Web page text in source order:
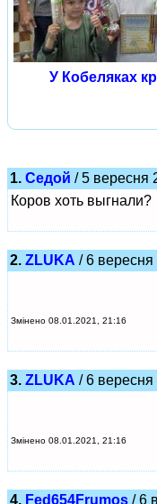
У Кобеляках
1. Седой / 5 вересня
Коров хоть выгнали?
2. ZLUKA / 6
Змінено 08.01.2021, 21:16
3. ZLUKA / 6
Змінено 08.01.2021, 21:16
4. Fed654Frumos / 6